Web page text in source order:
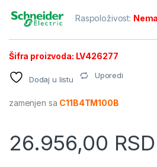
Raspoloživost:
Šifra proizvoda: LV426277
Dodaj u listu Uporedi
zamenjen sa C11B4TM100B
26.956,00 RSD